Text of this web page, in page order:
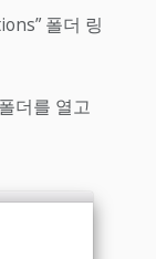
폴더 링
더를 열고